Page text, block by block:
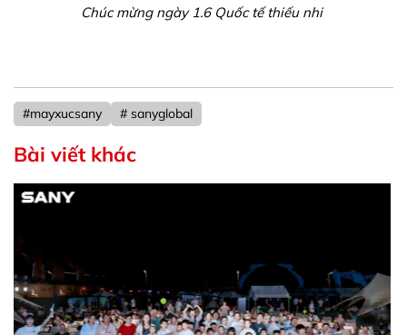
Chúc mừng ngày 1.6 Quốc tế thiếu nhi
#mayxucsany # sanyglobal
Bài viết khác